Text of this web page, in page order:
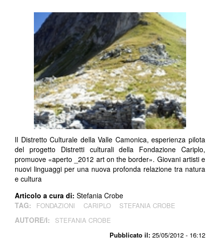
Pubblicato il: 25/05/2012 - 16:12
Il Distretto Culturale della Valle Camonica, esperienza pilota
del progetto Distretti culturali della Fondazione Cariplo,
promuove «aperto _2012 art on the border». Giovani artisti e
nuovi linguaggi per una nuova profonda relazione tra natura
e cultura
Articolo a cura di: Stefania Crobe
TAG:
FONDAZIONI CARIPLO STEFANIA CROBE
AUTORE/I: STEFANIA CROBE